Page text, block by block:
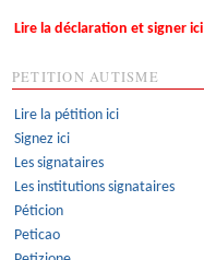
Lire la déclaration et signer ici
PETITION AUTISME
Lire la pétition ici
Signez ici
Les signataires
Les institutions signataires
Péticion
Peticao